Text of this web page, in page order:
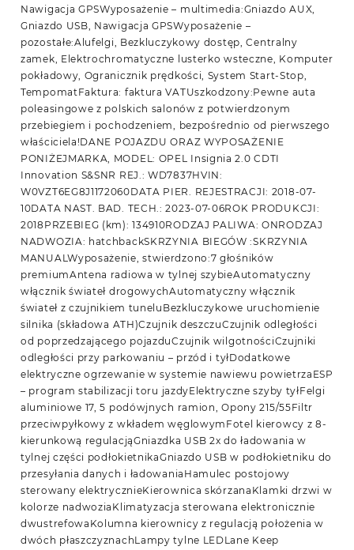
Nawigacja GPSWyposażenie – multimedia:Gniazdo AUX,
Gniazdo USB, Nawigacja GPSWyposażenie –
pozostałe:Alufelgi, Bezkluczykowy dostęp, Centralny
zamek, Elektrochromatyczne lusterko wsteczne, Komputer
pokładowy, Ogranicznik prędkości, System Start-Stop,
TempomatFaktura: faktura VATUszkodzony:Pewne auta
poleasingowe z polskich salonów z potwierdzonym
przebiegiem i pochodzeniem, bezpośrednio od pierwszego
właściciela!DANE POJAZDU ORAZ WYPOSAŻENIE
PONIŻEJMARKA, MODEL: OPEL Insignia 2.0 CDTI
Innovation S&SNR REJ.: WD7837HVIN:
W0VZT6EG8J1172060DATA PIER. REJESTRACJI: 2018-07-
10DATA NAST. BAD. TECH.: 2023-07-06ROK PRODUKCJI:
2018PRZEBIEG (km): 134910RODZAJ PALIWA: ONRODZAJ
NADWOZIA: hatchbackSKRZYNIA BIEGÓW :SKRZYNIA
MANUALWyposażenie, stwierdzono:7 głośników
premiumAntena radiowa w tylnej szybieAutomatyczny
włącznik świateł drogowychAutomatyczny włącznik
świateł z czujnikiem tuneluBezkluczykowe uruchomienie
silnika (składowa ATH)Czujnik deszczuCzujnik odległości
od poprzedzającego pojazduCzujnik wilgotnościCzujniki
odległości przy parkowaniu – przód i tyłDodatkowe
elektryczne ogrzewanie w systemie nawiewu powietrzaESP
– program stabilizacji toru jazdyElektryczne szyby tyłFelgi
aluminiowe 17, 5 podówjnych ramion, Opony 215/55Filtr
przeciwpyłkowy z wkładem węglowymFotel kierowcy z 8-
kierunkową regulacjąGniazdka USB 2x do ładowania w
tylnej części podłokietnikaGniazdo USB w podłokietniku do
przesyłania danych i ładowaniaHamulec postojowy
sterowany elektrycznieKierownica skórzanaKlamki drzwi w
kolorze nadwoziaKlimatyzacja sterowana elektronicznie
dwustrefowaKolumna kierownicy z regulacją położenia w
dwóch płaszczyznachLampy tylne LEDLane Keep